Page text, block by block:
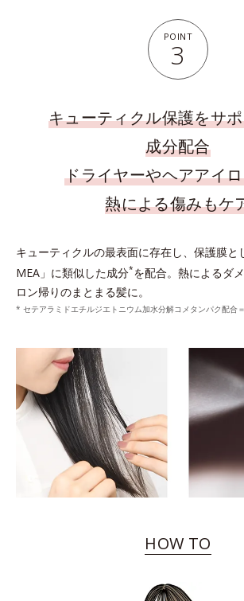
POINT
3
キューティクル保護をサ
成分配合
ドライヤーやヘアアイ
熱による傷みもケ
キューティクルの最表面に存在し、保護膜と
MEA」に類似した成分*を配合。熱によるダ
ロン帰りのまとまる髪に。
* セテアラミドエチルジエトニウム加水分解コメタンパク配合
HOW TO